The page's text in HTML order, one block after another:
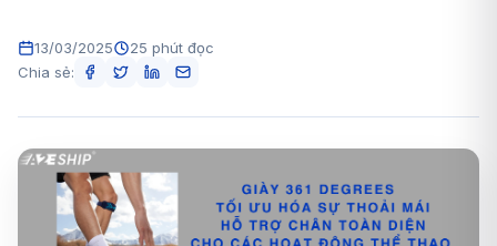
13/03/2025
25 phút đọc
Chia sẻ: